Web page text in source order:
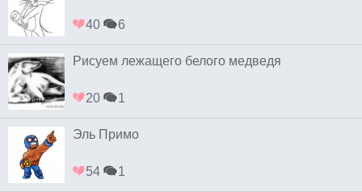
40 6
Рисуем лежащего белого медведя
20 1
Эль Примо
54 1